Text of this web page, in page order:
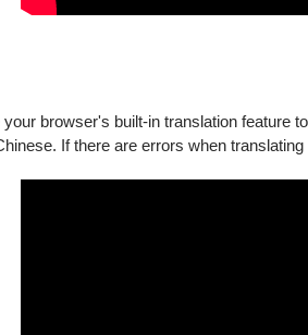
browser's built-in translation feature
If there are errors when
重要。」2007年，柯隆愛樂在ECHO
新世代藝術家計劃的演出，在2010年
1899-1944），他在1941年在泰瑞